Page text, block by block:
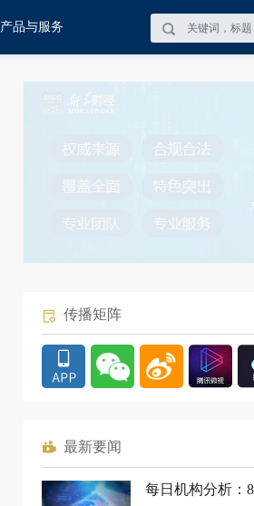
产品与服务
传播矩阵
最新要闻
每日机构分析：8